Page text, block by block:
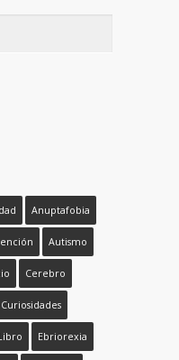
Anuptafobia
Autismo
Cerebro
Curiosidades
Ebriorexia